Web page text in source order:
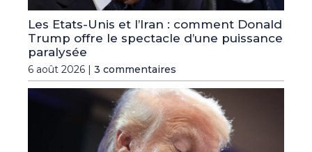
Les Etats-Unis et l’Iran : comment Donald
Trump offre le spectacle d’une puissance
paralysée
6 août 2026 | 3 commentaires